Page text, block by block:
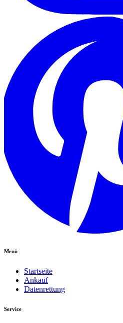
Menü
Startseite
Ankauf
Datenrettung
Service